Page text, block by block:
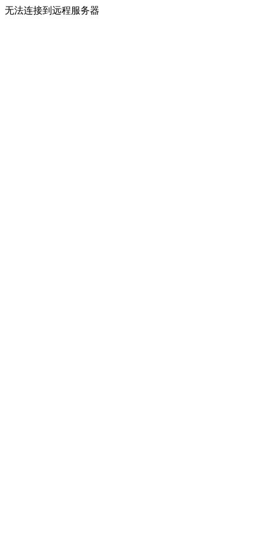
无法连接到远程服务器